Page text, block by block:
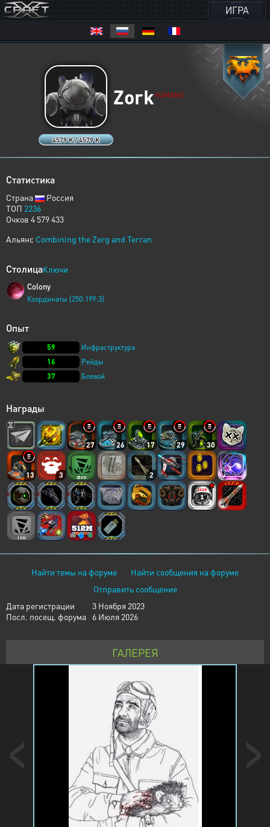
ИГРА
4579 K / 4579 K
ZorkHUMANS
Статистика
Страна
Россия
ТОП 2236
Очков 4 579 433
Альянс Combining the Zerg and Terran
СтолицаКлючи
Colony
Координаты [250:199:3]
Опыт
59
Инфраструктура
16
Рейды
37
Боевой
Награды
27 26 17 29 30
13 3 2
Найти темы на форуме
Найти сообщения на форуме
Отправить сообщение
Дата регистрации
3 Ноября 2023
Посл. посещ. форума
6 Июля 2026
ГАЛЕРЕЯ